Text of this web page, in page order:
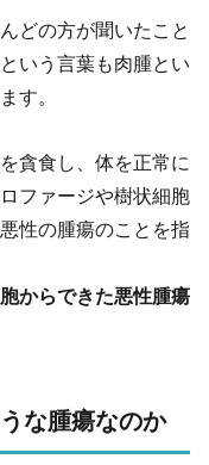
どの方が聞いたこと
いう言葉も肉腫とい
す。
貪食し、体を正常に
ファージや樹状細胞
性の腫瘍のことを指
からできた悪性腫瘍
な腫瘍なのか